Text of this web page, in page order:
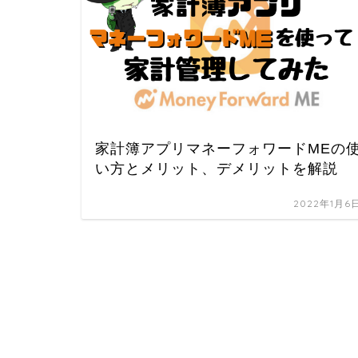
家計簿アプリマネーフォワードMEの
い方とメリット、デメリットを解説
2022年1月6